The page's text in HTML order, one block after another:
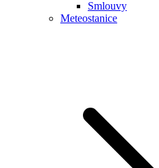
Smlouvy
Meteostanice